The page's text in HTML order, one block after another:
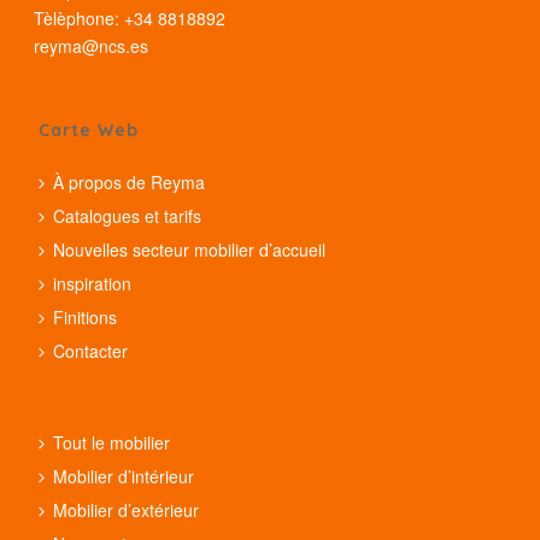
Tèlèphone: +34 8818892
reyma@ncs.es
Carte Web
À propos de Reyma
Catalogues et tarifs
Nouvelles secteur mobilier d’accueil
inspiration
Finitions
Contacter
Tout le mobilier
Mobilier d’intérieur
Mobilier d’extérieur